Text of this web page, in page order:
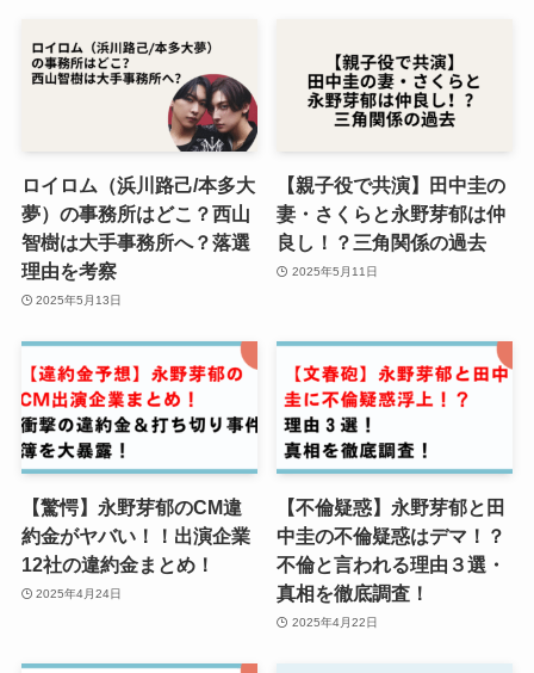
ロイロム（浜川路己/本多大
夢）の事務所はどこ？西山
智樹は大手事務所へ？落選
理由を考察
2025年5月13日
【親子役で共演】田中圭の
妻・さくらと永野芽郁は仲
良し！？三角関係の過去
2025年5月11日
【驚愕】永野芽郁のCM違
約金がヤバい！！出演企業
12社の違約金まとめ！
2025年4月24日
【不倫疑惑】永野芽郁と田
中圭の不倫疑惑はデマ！？
不倫と言われる理由３選・
真相を徹底調査！
2025年4月22日